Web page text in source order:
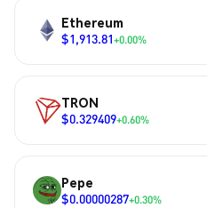
Ethereum
$1,913.81+0.00%
TRON
$0.329409+0.60%
Pepe
$0.00000287+0.30%